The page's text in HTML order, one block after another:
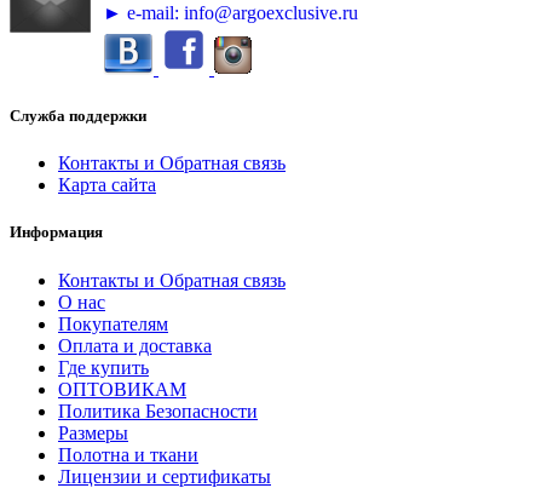
► e-mail: info@argoexclusive.ru
Служба поддержки
Контакты и Обратная связь
Карта сайта
Информация
Контакты и Обратная связь
О нас
Покупателям
Оплата и доставка
Где купить
ОПТОВИКАМ
Политика Безопасности
Размеры
Полотна и ткани
Лицензии и сертификаты